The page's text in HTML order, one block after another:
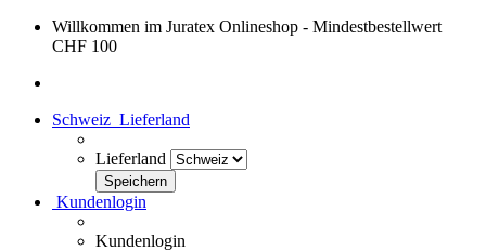
Willkommen im Juratex Onlineshop - Mindestbestellwert
CHF 100
Schweiz Lieferland
Lieferland
Kundenlogin
Kundenlogin